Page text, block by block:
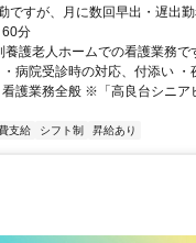
ですが、月に数回早出・遅出
60分
養護老人ホームでの看護業務で
病院受診時の対応、付添い ・
看護業務全般 ※「高良台シニア
支給 シフト制 昇給あり